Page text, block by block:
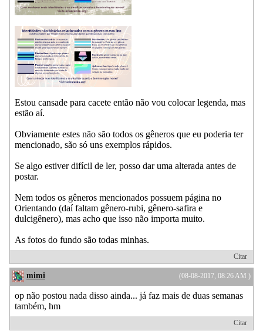
Estou cansade para cacete então não vou colocar legenda, mas
estão aí.
Obviamente estes não são todos os gêneros que eu poderia ter
mencionado, são só uns exemplos rápidos.
Se algo estiver difícil de ler, posso dar uma alterada antes de
postar.
Nem todos os gêneros mencionados possuem página no
Orientando (daí faltam gênero-rubi, gênero-safira e
dulcigênero), mas acho que isso não importa muito.
As fotos do fundo são todas minhas.
Citar
(08-08-2017, 08:26 AM )
mimi
op não postou nada disso ainda... já faz mais de duas semanas
também, hm
Citar